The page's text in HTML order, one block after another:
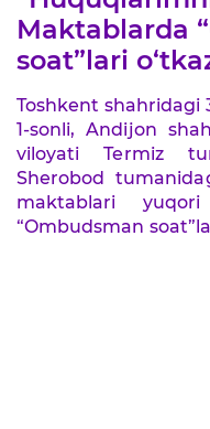
Maktablarda
soat”lari
Toshkent shahridagi
1-sonli, Andijon
viloyati Termiz
Sherobod
maktablari
“Ombudsman